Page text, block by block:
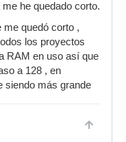
he quedado corto.
me quedó corto ,
los proyectos
RAM en uso así que
a 128 , en
siendo más grande